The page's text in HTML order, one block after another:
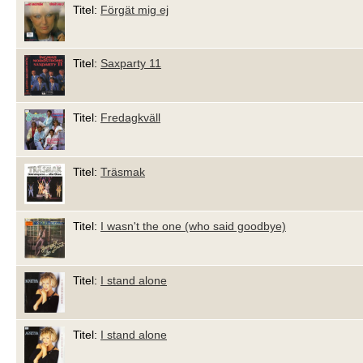
Titel: Förgät mig ej
Titel: Saxparty 11
Titel: Fredagkväll
Titel: Träsmak
Titel: I wasn't the one (who said goodbye)
Titel: I stand alone
Titel: I stand alone